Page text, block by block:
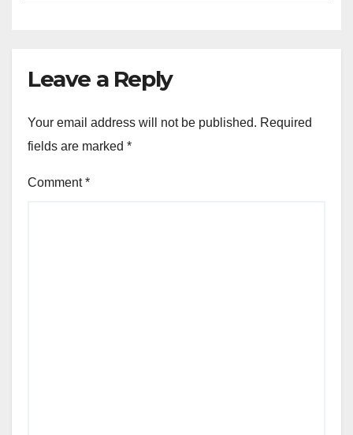
Leave a Reply
Your email address will not be published. Required
fields are marked *
Comment*